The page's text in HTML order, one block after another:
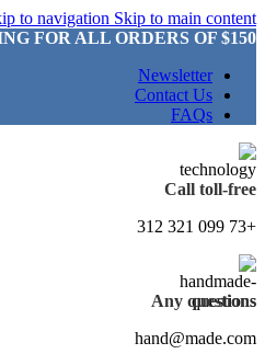
to navigation Skip to main content
FOR ALL ORDERS OF $150
Newsletter
Contact Us
FAQs
Call toll-free
+73 099 321 312
Any questions
hand@made.com